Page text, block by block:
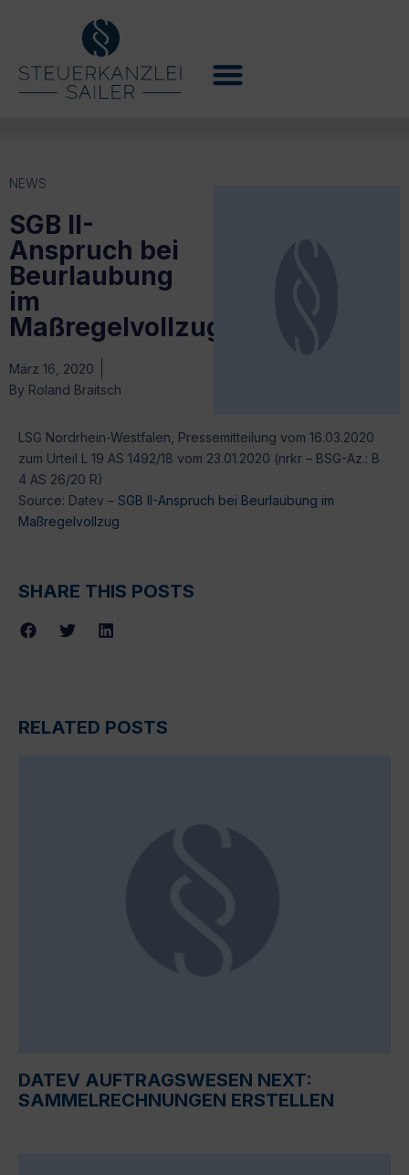
NEWS
SGB II-
Anspruch bei
Beurlaubung
im
Maßregelvollzug
März 16, 2020
By Roland Braitsch
LSG Nordrhein-Westfalen, Pressemitteilung vom 16.03.2020
zum Urteil L 19 AS 1492/18 vom 23.01.2020 (nrkr – BSG-Az.: B
4 AS 26/20 R)
Source: Datev – SGB II-Anspruch bei Beurlaubung im
Maßregelvollzug
SHARE THIS POSTS
RELATED POSTS
DATEV AUFTRAGSWESEN NEXT:
SAMMELRECHNUNGEN ERSTELLEN